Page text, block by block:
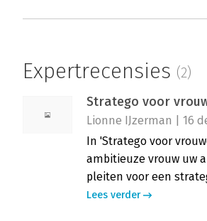
Expertrecensies (2)
Stratego voor
Lionne IJzerman | 16
In 'Stratego voor
ambitieuze vrouw uw
pleiten voor een
Lees verder